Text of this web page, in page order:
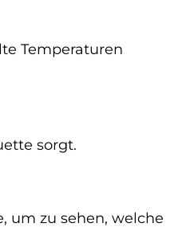
Temperaturen
sorgt.
um zu sehen, welche